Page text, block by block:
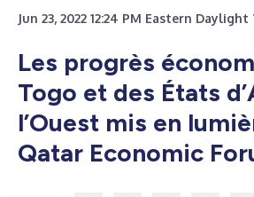
Jun 23, 2022 12:24 PM Eastern
Les progrès
Togo et des États
l’Ouest mis en
Qatar Economic